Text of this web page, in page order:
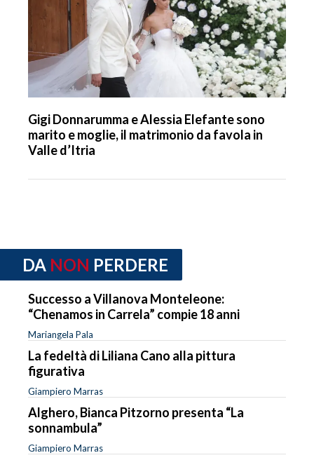
Gigi Donnarumma e Alessia Elefante sono
marito e moglie, il matrimonio da favola in
Valle d’Itria
DA NON PERDERE
Successo a Villanova Monteleone:
“Chenamos in Carrela” compie 18 anni
Mariangela Pala
La fedeltà di Liliana Cano alla pittura
figurativa
Giampiero Marras
Alghero, Bianca Pitzorno presenta “La
sonnambula”
Giampiero Marras